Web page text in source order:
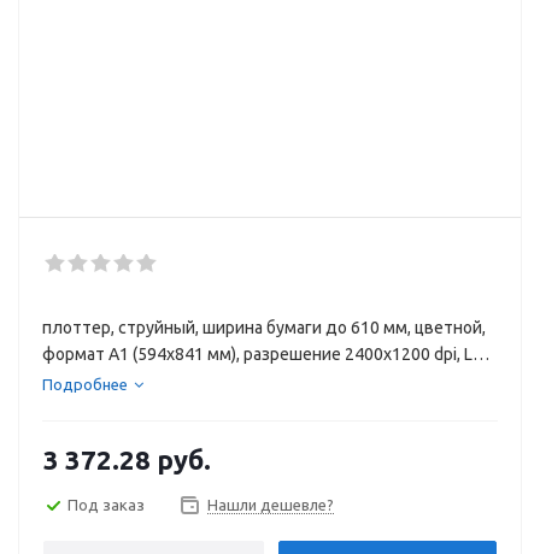
плоттер, струйный, ширина бумаги до 610 мм, цветной,
формат A1 (594x841 мм), разрешение 2400x1200 dpi, LAN,
Wi-Fi
Подробнее
3 372.28 руб.
Под заказ Нашли дешевле?